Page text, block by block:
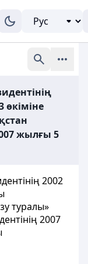
жылғы 5
2002
туралы»
2007